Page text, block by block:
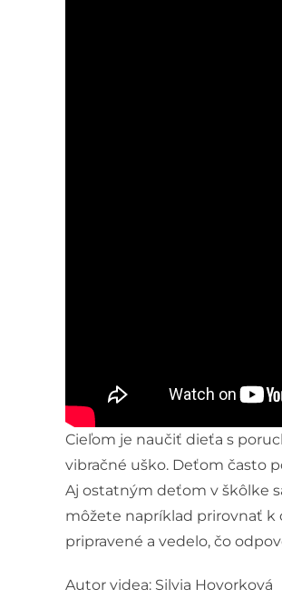
Cieľom je naučiť dieťa s
vibračné uško. Deťom často
Aj ostatným deťom v škôlke
môžete napríklad prirovnať k
pripravené a vedelo, čo
Autor videa: Silvia Hovorková